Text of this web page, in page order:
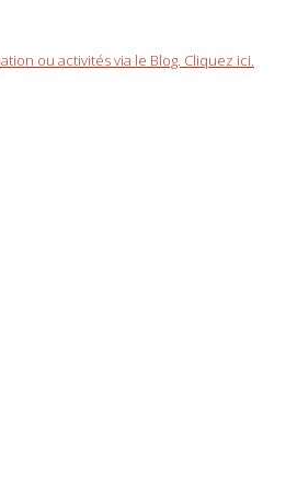
ou activités via le Blog. Cliquez ici.